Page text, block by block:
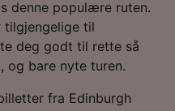
denne populære ruten.
tilgjengelige til
deg godt til rette så
og bare nyte turen.
fra Edinburgh